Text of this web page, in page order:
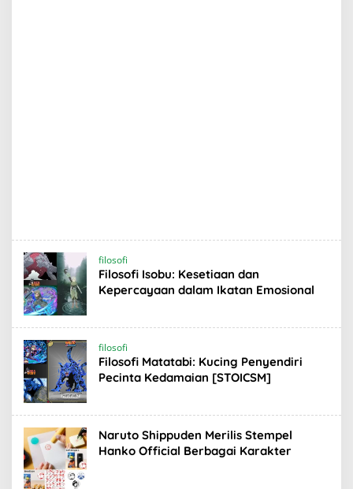
filosofi
Filosofi Isobu: Kesetiaan dan
Kepercayaan dalam Ikatan Emosional
filosofi
Filosofi Matatabi: Kucing Penyendiri
Pecinta Kedamaian [STOICSM]
Naruto Shippuden Merilis Stempel
Hanko Official Berbagai Karakter